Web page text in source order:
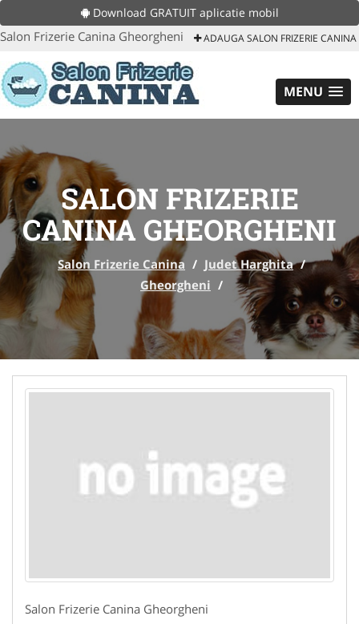
Download GRATUIT aplicatie mobil
Salon Frizerie Canina Gheorgheni ADAUGA SALON FRIZERIE CANINA
MENU
SALON FRIZERIE
CANINA GHEORGHENI
Salon Frizerie Canina / Judet Harghita /
Gheorgheni /
Salon Frizerie Canina Gheorgheni